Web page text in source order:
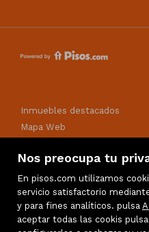
Nos preocupa tu
En pisos.com utilizamos
servicio satisfactorio
y para fines analíticos. pulsa
aceptar todas las cookis
Inmuebles destacados
Mapa Web
Favoritos
Política de cookies